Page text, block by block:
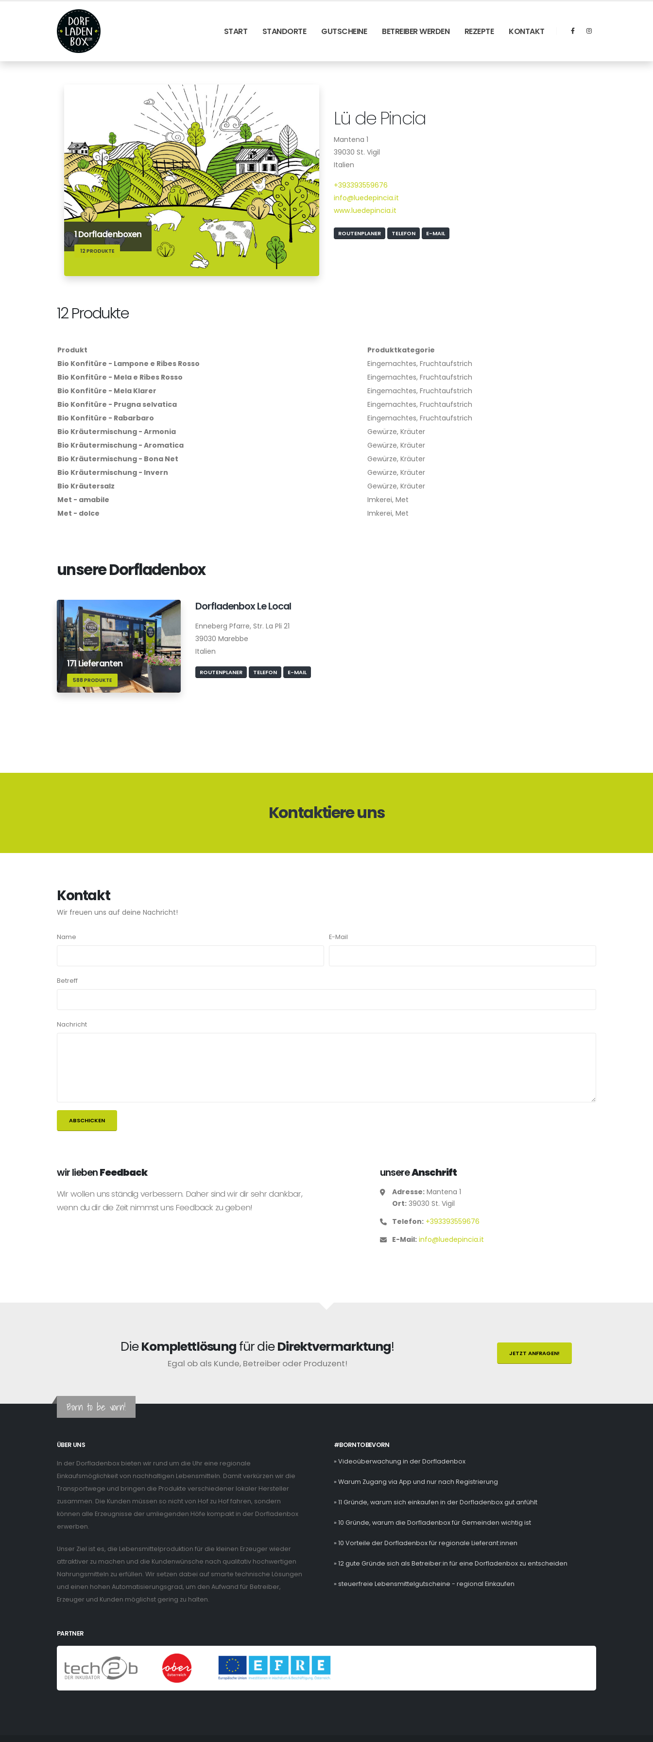
START STANDORTE GUTSCHEINE BETREIBER WERDEN REZEPTE KONTAKT
1 Dorfladenboxen
12 PRODUKTE
Lü de Pincia
Mantena 1
39030 St. Vigil
Italien
+393393559676
info@luedepincia.it
www.luedepincia.it
ROUTENPLANER TELEFON E-MAIL
12 Produkte
Produkt
Produktkategorie
Bio Konfitüre - Lampone e Ribes Rosso
Eingemachtes, Fruchtaufstrich
Bio Konfitüre - Mela e Ribes Rosso
Eingemachtes, Fruchtaufstrich
Bio Konfitüre - Mela Klarer
Eingemachtes, Fruchtaufstrich
Bio Konfitüre - Prugna selvatica
Eingemachtes, Fruchtaufstrich
Bio Konfitüre - Rabarbaro
Eingemachtes, Fruchtaufstrich
Bio Kräutermischung - Armonia
Gewürze, Kräuter
Bio Kräutermischung - Aromatica
Gewürze, Kräuter
Bio Kräutermischung - Bona Net
Gewürze, Kräuter
Bio Kräutermischung - Invern
Gewürze, Kräuter
Bio Kräutersalz
Gewürze, Kräuter
Met - amabile
Imkerei, Met
Met - dolce
Imkerei, Met
unsere Dorfladenbox
171 Lieferanten
588 PRODUKTE
Dorfladenbox Le Local
Enneberg Pfarre, Str. La Pli 21
39030 Marebbe
Italien
ROUTENPLANER TELEFON E-MAIL
Kontaktiere uns
Kontakt
Wir freuen uns auf deine Nachricht!
Name E-Mail
Betreff
Nachricht
wir liebenFeedback
Wir wollen uns ständig verbessern. Daher sind wir dir sehr dankbar,
wenn du dir die Zeit nimmst uns Feedback zu geben!
unsereAnschrift
Adresse: Mantena 1
Ort: 39030 St. Vigil
Telefon: +393393559676
E-Mail: info@luedepincia.it
DieKomplettlösung für dieDirektvermarktung!
Egal ob als Kunde, Betreiber oder Produzent!
JETZT ANFRAGEN!
Born to be vorn!
ÜBER UNS
In der Dorfladenbox bieten wir rund um die Uhr eine regionale
Einkaufsmöglichkeit von nachhaltigen Lebensmitteln. Damit verkürzen wir die
Transportwege und bringen die Produkte verschiedener lokaler Hersteller
zusammen. Die Kunden müssen so nicht von Hof zu Hof fahren, sondern
können alle Erzeugnisse der umliegenden Höfe kompakt in der Dorfladenbox
erwerben.
Unser Ziel ist es, die Lebensmittelproduktion für die kleinen Erzeuger wieder
attraktiver zu machen und die Kundenwünsche nach qualitativ hochwertigen
Nahrungsmitteln zu erfüllen. Wir setzen dabei auf smarte technische Lösungen
und einen hohen Automatisierungsgrad, um den Aufwand für Betreiber,
Erzeuger und Kunden möglichst gering zu halten.
#BORNTOBEVORN
» Videoüberwachung in der Dorfladenbox
» Warum Zugang via App und nur nach Registrierung
» 11 Gründe, warum sich einkaufen in der Dorfladenbox gut anfühlt
» 10 Gründe, warum die Dorfladenbox für Gemeinden wichtig ist
» 10 Vorteile der Dorfladenbox für regionale Lieferant:innen
» 12 gute Gründe sich als Betreiber:in für eine Dorfladenbox zu entscheiden
» steuerfreie Lebensmittelgutscheine - regional Einkaufen
PARTNER